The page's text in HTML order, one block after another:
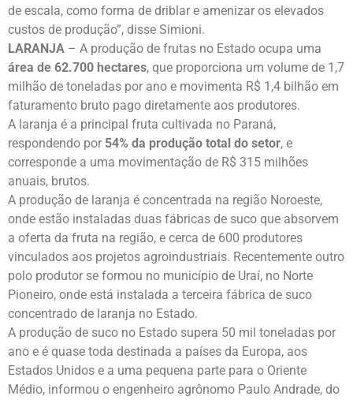
de escala, como forma de driblar e amenizar os elevados
custos de produção”, disse Simioni.
LARANJA – A produção de frutas no Estado ocupa uma
área de 62.700 hectares, que proporciona um volume de 1,7
milhão de toneladas por ano e movimenta R$ 1,4 bilhão em
faturamento bruto pago diretamente aos produtores.
A laranja é a principal fruta cultivada no Paraná,
respondendo por 54% da produção total do setor, e
corresponde a uma movimentação de R$ 315 milhões
anuais, brutos.
A produção de laranja é concentrada na região Noroeste,
onde estão instaladas duas fábricas de suco que absorvem
a oferta da fruta na região, e cerca de 600 produtores
vinculados aos projetos agroindustriais. Recentemente outro
polo produtor se formou no município de Uraí, no Norte
Pioneiro, onde está instalada a terceira fábrica de suco
concentrado de laranja no Estado.
A produção de suco no Estado supera 50 mil toneladas por
ano e é quase toda destinada a países da Europa, aos
Estados Unidos e a uma pequena parte para o Oriente
Médio, informou o engenheiro agrônomo Paulo Andrade, do